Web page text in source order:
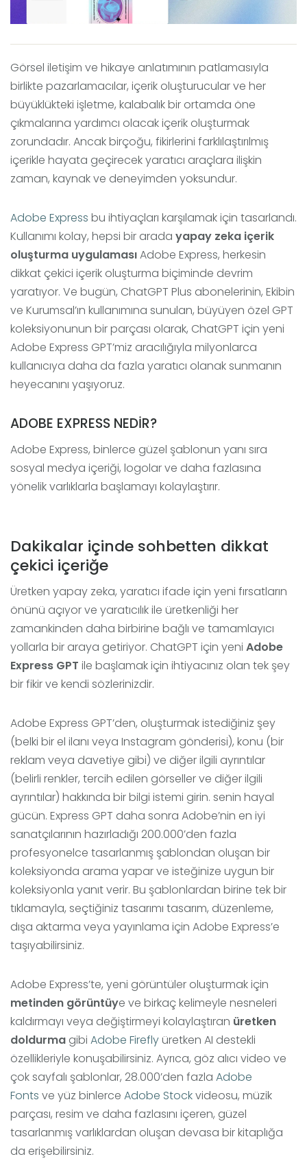
Görsel iletişim ve hikaye anlatımının patlamasıyla
birlikte pazarlamacılar, içerik oluşturucular ve her
büyüklükteki işletme, kalabalık bir ortamda öne
çıkmalarına yardımcı olacak içerik oluşturmak
zorundadır. Ancak birçoğu, fikirlerini farklılaştırılmış
içerikle hayata geçirecek yaratıcı araçlara ilişkin
zaman, kaynak ve deneyimden yoksundur.
Adobe Express bu ihtiyaçları karşılamak için tasarlandı.
Kullanımı kolay, hepsi bir arada yapay zeka içerik
oluşturma uygulamasıAdobe Express, herkesin
dikkat çekici içerik oluşturma biçiminde devrim
yaratıyor. Ve bugün, ChatGPT Plus abonelerinin, Ekibin
ve Kurumsal’ın kullanımına sunulan, büyüyen özel GPT
koleksiyonunun bir parçası olarak, ChatGPT için yeni
Adobe Express GPT’miz aracılığıyla milyonlarca
kullanıcıya daha da fazla yaratıcı olanak sunmanın
heyecanını yaşıyoruz.
ADOBE EXPRESS NEDİR?
Adobe Express, binlerce güzel şablonun yanı sıra
sosyal medya içeriği, logolar ve daha fazlasına
yönelik varlıklarla başlamayı kolaylaştırır.
Dakikalar içinde sohbetten dikkat
çekici içeriğe
Üretken yapay zeka, yaratıcı ifade için yeni fırsatların
önünü açıyor ve yaratıcılık ile üretkenliği her
zamankinden daha birbirine bağlı ve tamamlayıcı
yollarla bir araya getiriyor. ChatGPT için yeni Adobe
Express GPT ile başlamak için ihtiyacınız olan tek şey
bir fikir ve kendi sözlerinizdir.
Adobe Express GPT’den, oluşturmak istediğiniz şey
(belki bir el ilanı veya Instagram gönderisi), konu (bir
reklam veya davetiye gibi) ve diğer ilgili ayrıntılar
(belirli renkler, tercih edilen görseller ve diğer ilgili
ayrıntılar) hakkında bir bilgi istemi girin. senin hayal
gücün. Express GPT daha sonra Adobe’nin en iyi
sanatçılarının hazırladığı 200.000’den fazla
profesyonelce tasarlanmış şablondan oluşan bir
koleksiyonda arama yapar ve isteğinize uygun bir
koleksiyonla yanıt verir. Bu şablonlardan birine tek bir
tıklamayla, seçtiğiniz tasarımı tasarım, düzenleme,
dışa aktarma veya yayınlama için Adobe Express’e
taşıyabilirsiniz.
Adobe Express’te, yeni görüntüler oluşturmak için
metinden görüntüye ve birkaç kelimeyle nesneleri
kaldırmayı veya değiştirmeyi kolaylaştıran üretken
doldurma gibi Adobe Fireflyüretken AI destekli
özellikleriyle konuşabilirsiniz. Ayrıca, göz alıcı video ve
çok sayfalı şablonlar, 28.000’den fazla Adobe
Fonts ve yüz binlerce Adobe Stockvideosu, müzik
parçası, resim ve daha fazlasını içeren, güzel
tasarlanmış varlıklardan oluşan devasa bir kitaplığa
da erişebilirsiniz.